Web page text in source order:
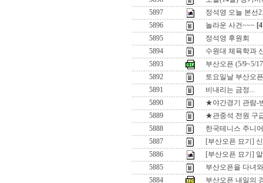
5897
정석영 오늘 본선
5896
놀라운 사건~~~
5895
정석영 후원회
5894
수원대 체육학과
5893
부산오픈 (5/9~5/
5892
토요일날 부산오
5891
비내리는 금정...
5890
★야간경기 관람-
5889
★관중석 전원 구
5888
한국테니스 주니
5887
[부산오픈 묘기]
5886
[부산오픈 묘기]
5885
부산오픈을 다녀
5884
부산오픈 내일의